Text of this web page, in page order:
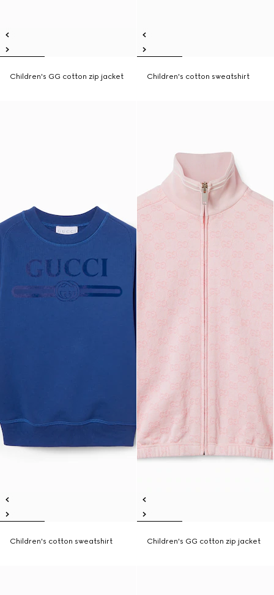
Children's GG cotton zip jacket Children's cotton sweatshirt
Children's cotton sweatshirt Children's GG cotton zip jacket